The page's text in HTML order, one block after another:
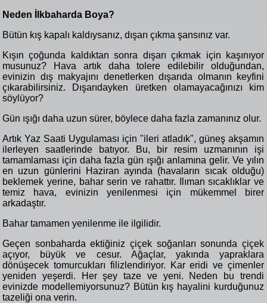
Neden İlkbaharda Boya?
Bütün kış kapalı kaldıysanız, dışarı çıkma şansınız var.
Kışın çoğunda kaldıktan sonra dışarı çıkmak için kaşınıyor
musunuz? Hava artık daha tolere edilebilir olduğundan,
evinizin dış makyajını denetlerken dışarıda olmanın keyfini
çıkarabilirsiniz. Dışarıdayken üretken olamayacağınızı kim
söylüyor?
Gün ışığı daha uzun sürer, böylece daha fazla zamanınız olur.
Artık Yaz Saati Uygulaması için "ileri atladık", güneş akşamın
ilerleyen saatlerinde batıyor. Bu, bir resim uzmanının işi
tamamlaması için daha fazla gün ışığı anlamına gelir. Ve yılın
en uzun günlerini Haziran ayında (havaların sıcak olduğu)
beklemek yerine, bahar serin ve rahattır. Ilıman sıcaklıklar ve
temiz hava, evinizin yenilenmesi için mükemmel birer
arkadaştır.
Bahar tamamen yenilenme ile ilgilidir.
Geçen sonbaharda ektiğiniz çiçek soğanları sonunda çiçek
açıyor, büyük ve cesur. Ağaçlar, yakında yapraklara
dönüşecek tomurcukları filizlendiriyor. Kar eridi ve çimenler
yeniden yeşerdi. Her şey taze ve yeni. Neden bu trendi
evinizde modellemiyorsunuz? Bütün kış hayalini kurduğunuz
tazeliği ona verin.